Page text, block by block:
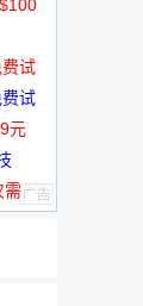
试
试
元
需